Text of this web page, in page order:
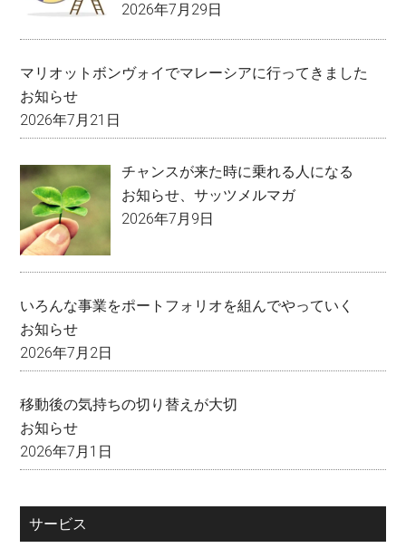
2026年7月29日
マリオットボンヴォイでマレーシアに行ってきました
お知らせ
2026年7月21日
チャンスが来た時に乗れる人になる
お知らせ、サッツメルマガ
2026年7月9日
いろんな事業をポートフォリオを組んでやっていく
お知らせ
2026年7月2日
移動後の気持ちの切り替えが大切
お知らせ
2026年7月1日
サービス